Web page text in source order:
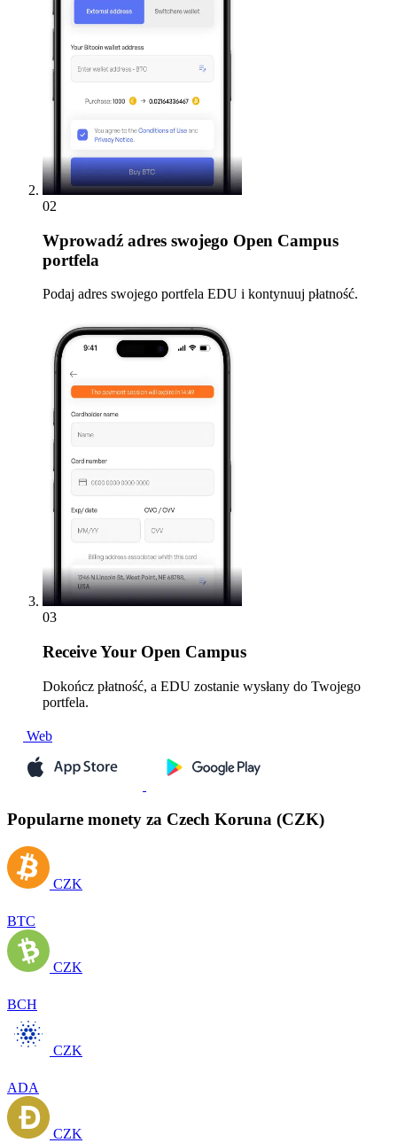
02
Wprowadź adres swojego Open Campus
portfela
Podaj adres swojego portfela EDU i kontynuuj płatność.
03
ReceiveYour Open Campus
Dokończ płatność, a EDU zostanie wysłany do Twojego
portfela.
Web
Popularne monety za Czech Koruna (CZK)
CZK
BTC
CZK
BCH
CZK
ADA
CZK